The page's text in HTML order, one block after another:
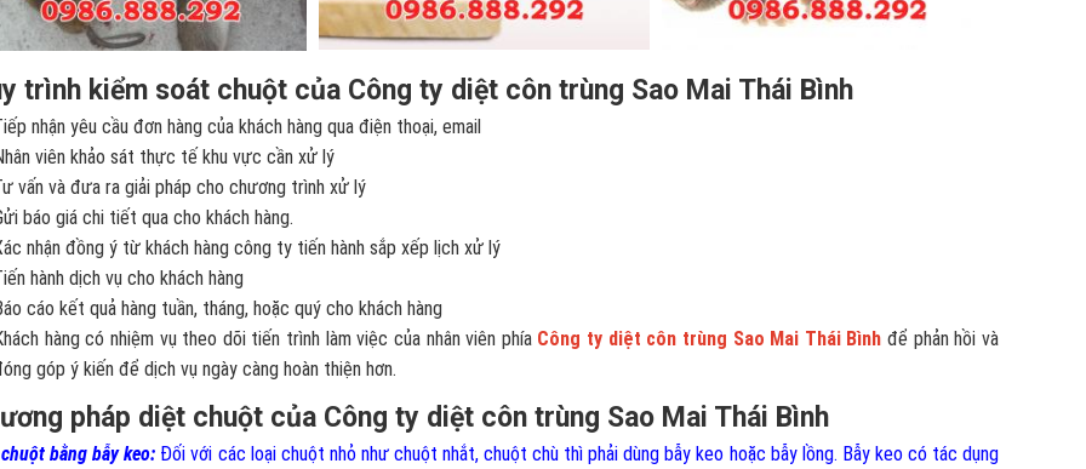
trình kiểm soát chuột của Công ty diệt côn trùng Sao Mai Thái Bình
nhận yêu cầu đơn hàng của khách hàng qua điện thoại, email
viên khảo sát thực tế khu vực cần xử lý
vấn và đưa ra giải pháp cho chương trình xử lý
báo giá chi tiết qua cho khách hàng.
nhận đồng ý từ khách hàng công ty tiến hành sắp xếp lịch xử lý
hành dịch vụ cho khách hàng
cáo kết quả hàng tuần, tháng, hoặc quý cho khách hàng
hàng có nhiệm vụ theo dõi tiến trình làm việc của nhân viên phía Công ty diệt côn trùng Sao Mai Thái Bình để phản hồi và
góp ý kiến để dịch vụ ngày càng hoàn thiện hơn.
pháp diệt chuột của Công ty diệt côn trùng Sao Mai Thái Bình
bằng bẫy keo: Đối với các loại chuột nhỏ như chuột nhắt, chuột chù thì phải dùng bẫy keo hoặc bẫy lồng. Bẫy keo có tác dụng